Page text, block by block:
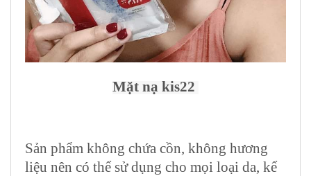
Mặt nạ kis22
Sản phẩm không chứa cồn, không hương
liệu nên có thể sử dụng cho mọi loại da, kể